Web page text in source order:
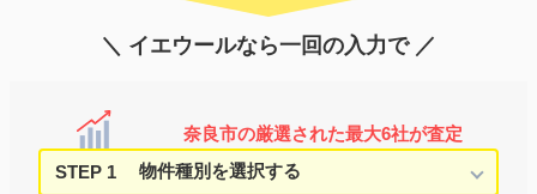
＼ イエウールなら一回の入力で ／
奈良市の厳選された最大6社が査定
STEP 1